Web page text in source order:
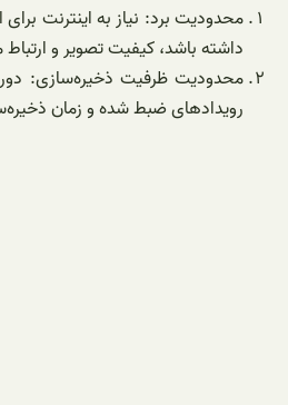
محدودیت برد: نیاز به اینترنت
داشته باشد، کیفیت تصویر و
محدودیت ظرفیت ذخیره‌سازی:
رویدادهای ضبط شده و زمان